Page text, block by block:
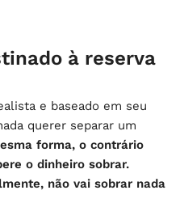
à reserva
e baseado em seu
querer separar um
forma, o contrário
o dinheiro sobrar.
não vai sobrar nada